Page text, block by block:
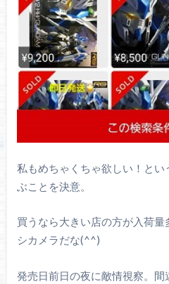
私もめちゃくちゃ欲しい！と
ぶことを決意。
買うなら大きい店の方が入荷
シカメラだな(^^)
発売日前日の夜に敵情視察。